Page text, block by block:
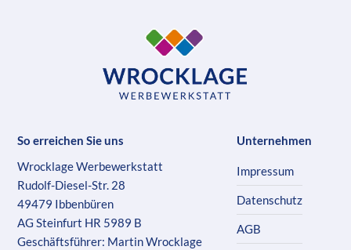
So erreichen Sie uns
Wrocklage Werbewerkstatt
Rudolf-Diesel-Str. 28
49479 Ibbenbüren
AG Steinfurt HR 5989 B
Geschäftsführer: Martin Wrocklage
Unternehmen
Impressum
Datenschutz
AGB